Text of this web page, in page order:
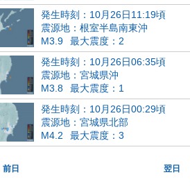
発生時刻：10月26日11:19頃
震源地：根室半島南東沖
M3.9
最大震度：2
発生時刻：10月26日06:35頃
震源地：宮城県沖
M3.8
最大震度：1
発生時刻：10月26日00:29頃
震源地：宮城県北部
M4.2
最大震度：3
前日 翌日